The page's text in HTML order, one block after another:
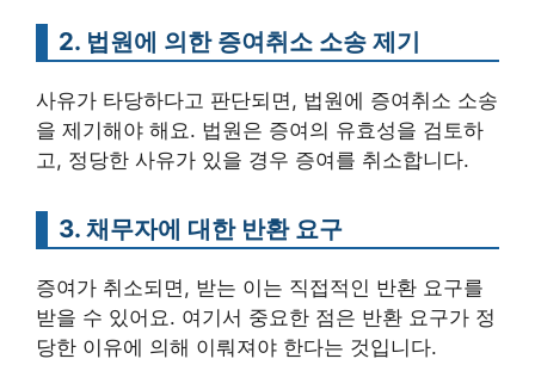
2. 법원에 의한 증여취소 소송 제기
사유가 타당하다고 판단되면, 법원에 증여취소 소송
을 제기해야 해요. 법원은 증여의 유효성을 검토하
고, 정당한 사유가 있을 경우 증여를 취소합니다.
3. 채무자에 대한 반환 요구
증여가 취소되면, 받는 이는 직접적인 반환 요구를
받을 수 있어요. 여기서 중요한 점은 반환 요구가 정
당한 이유에 의해 이뤄져야 한다는 것입니다.